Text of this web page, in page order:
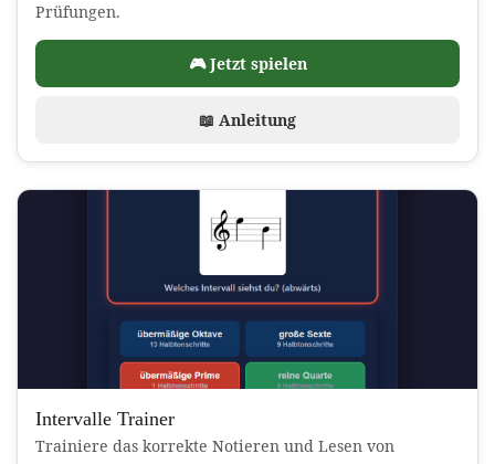
Prüfungen.
🎮 Jetzt spielen
📖 Anleitung
Intervalle Trainer
Trainiere das korrekte Notieren und Lesen von